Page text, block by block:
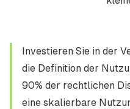
Investieren Sie in der
die Definition der
90% der rechtlichen
eine skalierbare